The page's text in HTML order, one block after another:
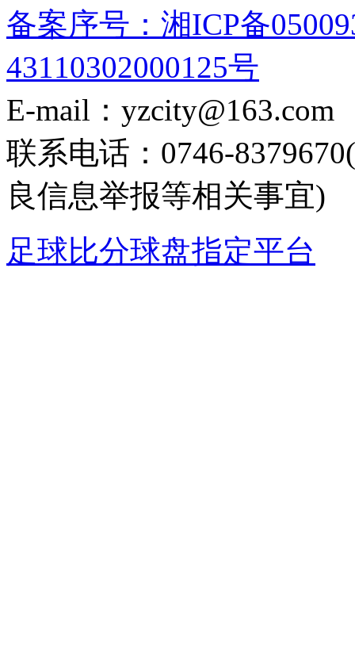
备案序号：湘ICP备
43110302000125号
E-mail：yzcity@163.com
联系电话：0746-
良信息举报等相关事宜)
足球比分球盘指定平台